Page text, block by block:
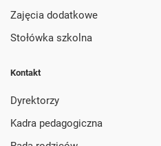
Zajęcia dodatkowe
Stołówka szkolna
Kontakt
Dyrektorzy
Kadra pedagogiczna